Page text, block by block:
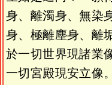
身、離濁身、無染
身、極離塵身、離
於一切世界現諸業
一切宮殿現安立像